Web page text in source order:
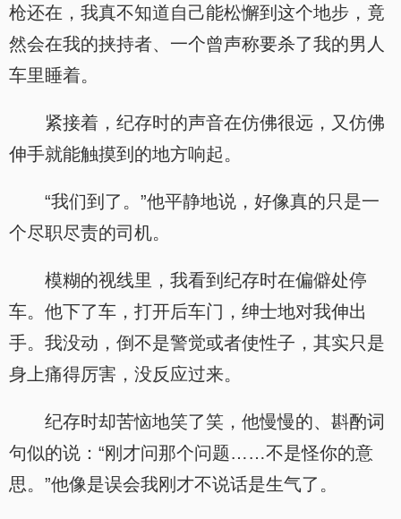
枪还在，我真不知道自己能松懈到这个地步，竟
然会在我的挟持者、一个曾声称要杀了我的男人
车里睡着。
紧接着，纪存时的声音在仿佛很远，又仿佛
伸手就能触摸到的地方响起。
“我们到了。”他平静地说，好像真的只是一
个尽职尽责的司机。
模糊的视线里，我看到纪存时在偏僻处停
车。他下了车，打开后车门，绅士地对我伸出
手。我没动，倒不是警觉或者使性子，其实只是
身上痛得厉害，没反应过来。
纪存时却苦恼地笑了笑，他慢慢的、斟酌词
句似的说：“刚才问那个问题……不是怪你的意
思。”他像是误会我刚才不说话是生气了。